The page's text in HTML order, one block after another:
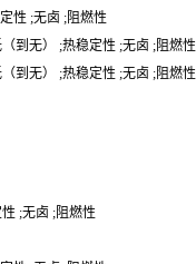
性 ;无卤 ;阻燃性
到无） ;热稳定性 ;无卤 ;阻燃性
到无） ;热稳定性 ;无卤 ;阻燃性
;无卤 ;阻燃性